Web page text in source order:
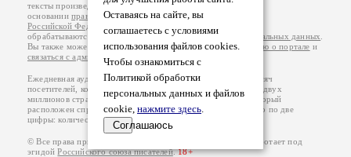
Оставаясь на сайте, вы
соглашаетесь с условиями
использования файлов cookies.
Чтобы ознакомиться с
Политикой обработки
персональных данных и файлов
cookie, нажмите здесь.
Соглашаюсь
тексты произведений авторы несут самостоятельно на
основанииправил публикацииизаконодательства
Российской Федерации
обрабатываются на основанииПолитики обработки персональных данных
Вы также можете посмотреть более подробнуюинформацию о портале и
связаться с администрацией
Ежедневная аудитория портала Стихи.ру – порядка 200 тысяч
посетителей, которые в общей сумме просматривают более двух
миллионов страниц по данным счетчика посещаемости, который
расположен справа от этого текста. В каждой графе указано по две
цифры: количество просмотров и количество посетителей.
© Все права принадлежат авторам, 2000-2026. Портал работает под
эгидойРоссийского союза писателей.18+